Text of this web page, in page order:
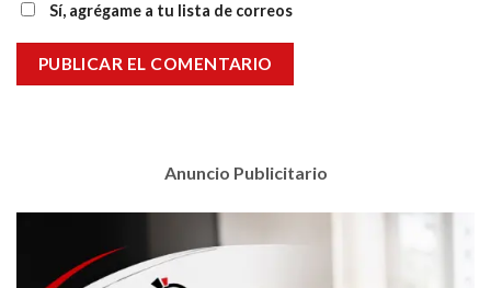
Sí, agrégame a tu lista de correos
Anuncio Publicitario